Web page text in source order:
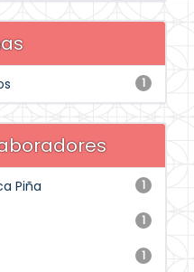
1
1
Piña
1
1